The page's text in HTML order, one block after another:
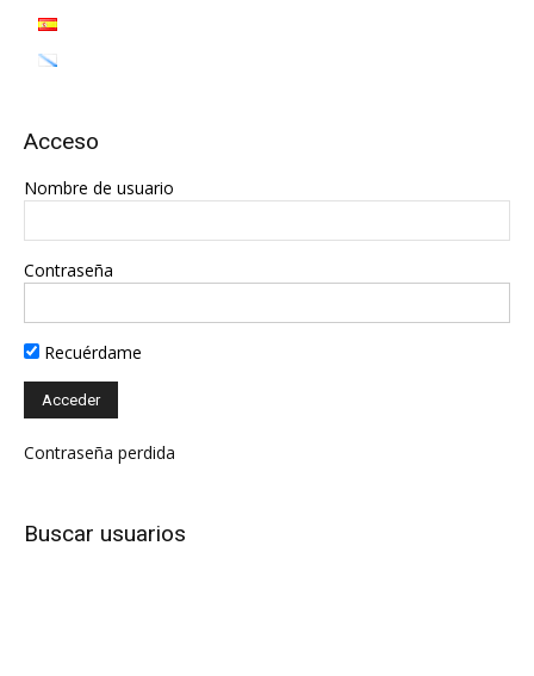
Acceso
Nombre de usuario
Contraseña
Recuérdame
Contraseña perdida
Buscar usuarios